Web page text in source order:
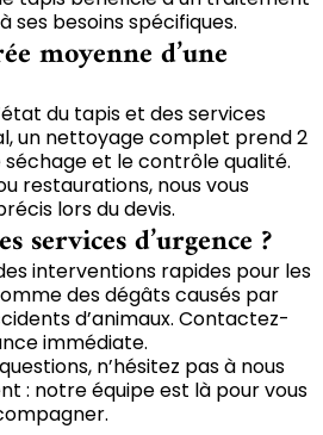
ses besoins spécifiques.
moyenne d’une
du tapis et des services
un nettoyage complet prend 2
séchage et le contrôle qualité.
restaurations, nous vous
lors du devis.
services d’urgence ?
interventions rapides pour les
des dégâts causés par
d’animaux. Contactez-
immédiate.
n’hésitez pas à nous
: notre équipe est là pour vous